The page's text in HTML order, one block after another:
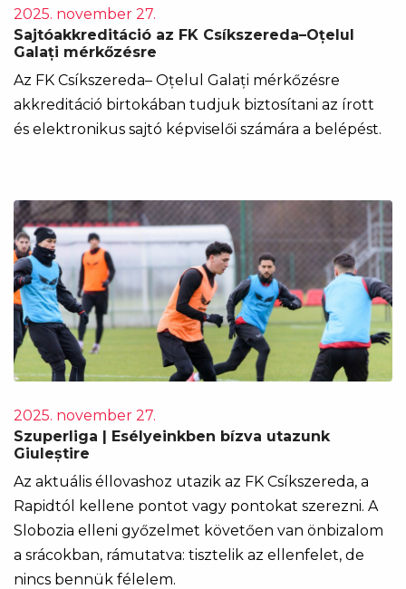
2025. november 27.
Sajtóakkreditáció az FK Csíkszereda–Oțelul
Galați mérkőzésre
Az FK Csíkszereda– Oțelul Galați mérkőzésre
akkreditáció birtokában tudjuk biztosítani az írott
és elektronikus sajtó képviselői számára a belépést.
2025. november 27.
Szuperliga | Esélyeinkben bízva utazunk
Giuleștire
Az aktuális éllovashoz utazik az FK Csíkszereda, a
Rapidtól kellene pontot vagy pontokat szerezni. A
Slobozia elleni győzelmet követően van önbizalom
a srácokban, rámutatva: tisztelik az ellenfelet, de
nincs bennük félelem.